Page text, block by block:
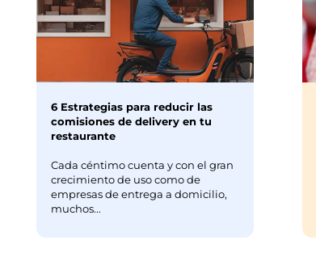
6 Estrategias para reducir las
comisiones de delivery en tu
restaurante
Cada céntimo cuenta y con el gran
crecimiento de uso como de
empresas de entrega a domicilio,
muchos...